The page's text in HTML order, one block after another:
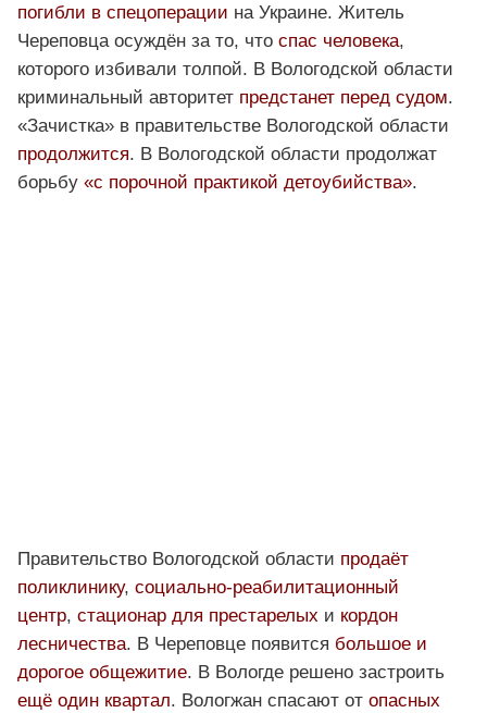
погибли в спецоперации на Украине. Житель
Череповца осуждён за то, что спас человека,
которого избивали толпой. В Вологодской области
криминальный авторитет предстанет перед судом.
«Зачистка» в правительстве Вологодской области
продолжится. В Вологодской области продолжат
борьбу «с порочной практикой детоубийства».
Правительство Вологодской области продаёт
поликлинику, социально-реабилитационный
центр, стационар для престарелых и кордон
лесничества. В Череповце появится большое и
дорогое общежитие. В Вологде решено застроить
ещё один квартал. Вологжан спасают от опасных